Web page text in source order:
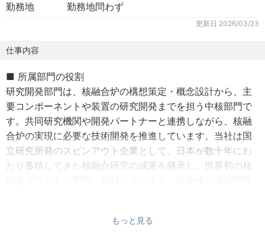
勤務地 勤務地問わず
更新日 2026/03/23
仕事内容
■ 所属部門の役割
研究開発部門は、核融合炉の構想策定・概念設計から、主
要コンポーネントや装置の研究開発までを担う中核部門で
す。共同研究機関や開発パートナーと連携しながら、核融
合炉の実現に必要な技術開発を推進しています。当社は国
立研究所発のスピンアウト企業として、日本が数十年にわ
たり蓄積してきた核融合研究の成果を継承し、世界初の核
もっと見る